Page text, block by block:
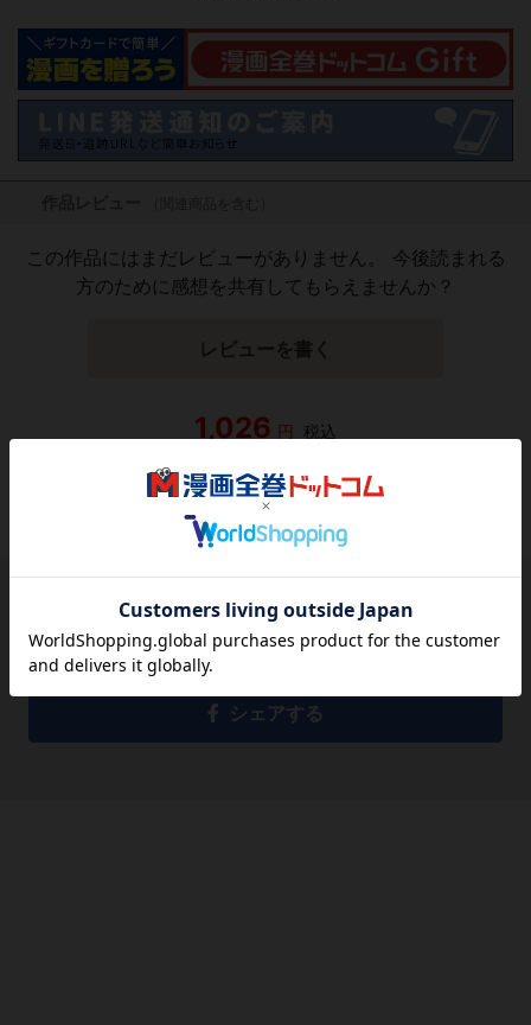
この作品にはまだレビューがありません。 今後読まれる
方のために感想を共有してもらえませんか？
レビューを書く
1,026 円 税込
品切れ
シェアする
シェアする